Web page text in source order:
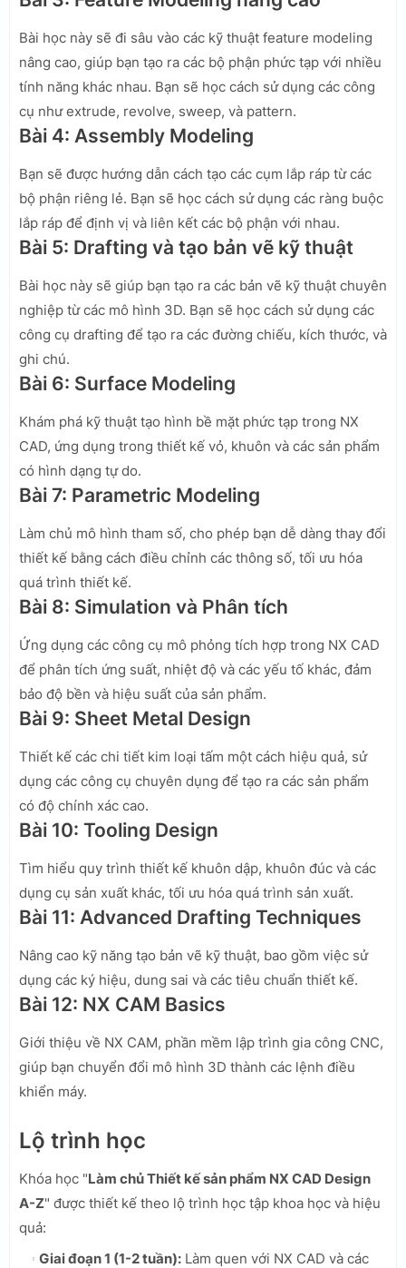
Bài học này sẽ đi sâu vào các kỹ thuật feature modeling
nâng cao, giúp bạn tạo ra các bộ phận phức tạp với nhiều
tính năng khác nhau. Bạn sẽ học cách sử dụng các công
cụ như extrude, revolve, sweep, và pattern.
Bài 4: Assembly Modeling
Bạn sẽ được hướng dẫn cách tạo các cụm lắp ráp từ các
bộ phận riêng lẻ. Bạn sẽ học cách sử dụng các ràng buộc
lắp ráp để định vị và liên kết các bộ phận với nhau.
Bài 5: Drafting và tạo bản vẽ kỹ thuật
Bài học này sẽ giúp bạn tạo ra các bản vẽ kỹ thuật chuyên
nghiệp từ các mô hình 3D. Bạn sẽ học cách sử dụng các
công cụ drafting để tạo ra các đường chiếu, kích thước, và
ghi chú.
Bài 6: Surface Modeling
Khám phá kỹ thuật tạo hình bề mặt phức tạp trong NX
CAD, ứng dụng trong thiết kế vỏ, khuôn và các sản phẩm
có hình dạng tự do.
Bài 7: Parametric Modeling
Làm chủ mô hình tham số, cho phép bạn dễ dàng thay đổi
thiết kế bằng cách điều chỉnh các thông số, tối ưu hóa
quá trình thiết kế.
Bài 8: Simulation và Phân tích
Ứng dụng các công cụ mô phỏng tích hợp trong NX CAD
để phân tích ứng suất, nhiệt độ và các yếu tố khác, đảm
bảo độ bền và hiệu suất của sản phẩm.
Bài 9: Sheet Metal Design
Thiết kế các chi tiết kim loại tấm một cách hiệu quả, sử
dụng các công cụ chuyên dụng để tạo ra các sản phẩm
có độ chính xác cao.
Bài 10: Tooling Design
Tìm hiểu quy trình thiết kế khuôn dập, khuôn đúc và các
dụng cụ sản xuất khác, tối ưu hóa quá trình sản xuất.
Bài 11: Advanced Drafting Techniques
Nâng cao kỹ năng tạo bản vẽ kỹ thuật, bao gồm việc sử
dụng các ký hiệu, dung sai và các tiêu chuẩn thiết kế.
Bài 12: NX CAM Basics
Giới thiệu về NX CAM, phần mềm lập trình gia công CNC,
giúp bạn chuyển đổi mô hình 3D thành các lệnh điều
khiển máy.
Lộ trình học
Khóa học "Làm chủ Thiết kế sản phẩm NX CAD Design
A-Z" được thiết kế theo lộ trình học tập khoa học và hiệu
quả:
Giai đoạn 1 (1-2 tuần): Làm quen với NX CAD và các